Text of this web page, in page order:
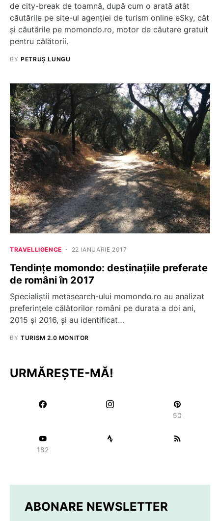
de city-break de toamnă, după cum o arată atât
căutările pe site-ul agenției de turism online eSky, cât
și căutările pe momondo.ro, motor de căutare gratuit
pentru călătorii.
BY PETRUȘ LUNGU
TRAVELLIGENCE 22 IANUARIE 2017
Tendințe momondo: destinațiile preferate
de români în 2017
Specialiștii metasearch-ului momondo.ro au analizat
preferințele călătorilor români pe durata a doi ani,
2015 și 2016, și au identificat…
BY TURISM 2.0 MONITOR
URMĂREȘTE-MĂ!
50
182
ABONARE NEWSLETTER